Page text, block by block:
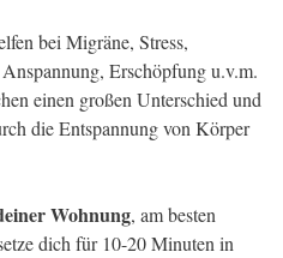
bei Migräne, Stress,
Erschöpfung u.v.m.
einen großen Unterschied und
die Entspannung von Körper
Wohnung, am besten
dich für 10-20 Minuten in